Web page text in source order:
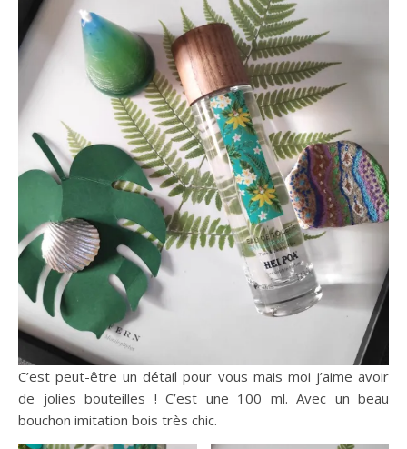
C’est peut-être un détail pour vous mais moi j’aime avoir
de jolies bouteilles ! C’est une 100 ml. Avec un beau
bouchon imitation bois très chic.